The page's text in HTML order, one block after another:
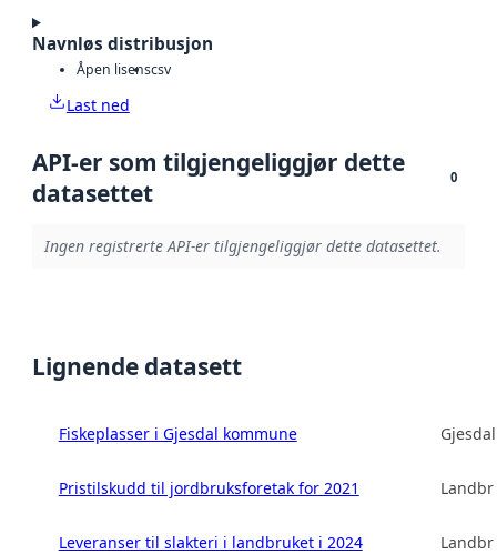
Navnløs distribusjon
Åpen lisenscsv
Last ned
API-er som tilgjengeliggjør dette
datasettet
0
Ingen registrerte API-er tilgjengeliggjør dette datasettet.
Lignende datasett
Fiskeplasser i Gjesdal kommune
Pristilskudd til jordbruksforetak for 2021
Leveranser til slakteri i landbruket i 2024